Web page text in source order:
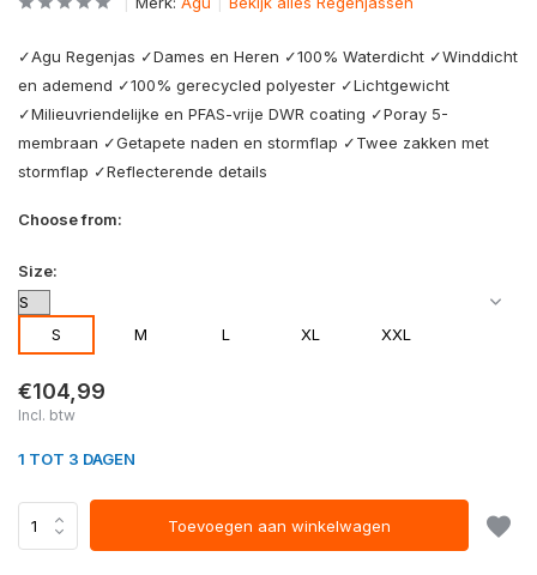
✓Agu Regenjas ✓Dames en Heren ✓100% Waterdicht ✓Winddicht
en ademend ✓100% gerecycled polyester ✓Lichtgewicht
✓Milieuvriendelijke en PFAS-vrije DWR coating ✓Poray 5-
membraan ✓Getapete naden en stormflap ✓Twee zakken met
stormflap ✓Reflecterende details
Choose from:
Size:
S M L XL XXL
€104,99
Incl. btw
1 TOT 3 DAGEN
Toevoegen aan winkelwagen